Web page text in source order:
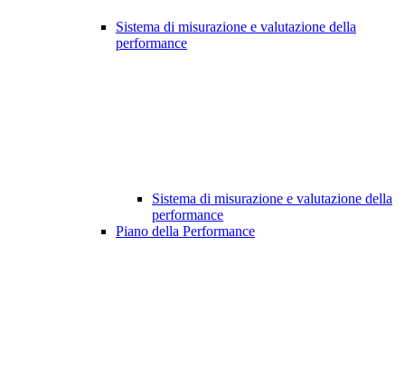
Sistema di misurazione e valutazione della
performance
Sistema di misurazione e valutazione della
performance
Piano della Performance